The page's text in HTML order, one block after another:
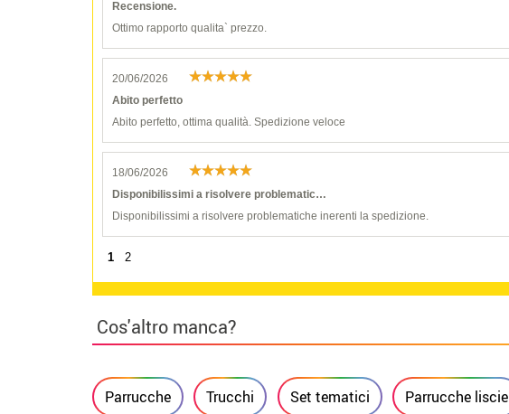
Recensione.
Ottimo rapporto qualita` prezzo.
20/06/2026
Abito perfetto
Abito perfetto, ottima qualità. Spedizione veloce
18/06/2026
Disponibilissimi a risolvere problematic…
Disponibilissimi a risolvere problematiche inerenti la spedizione.
1 2
Cos'altro manca?
Parrucche Trucchi Set tematici Parrucche liscie